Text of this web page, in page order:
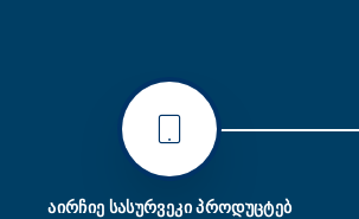
ᲐᲘᲠᲩᲘᲔ ᲡᲐᲡᲣᲠᲕᲔᲙᲘ ᲞᲠᲝᲓᲣᲪᲢᲔᲑ